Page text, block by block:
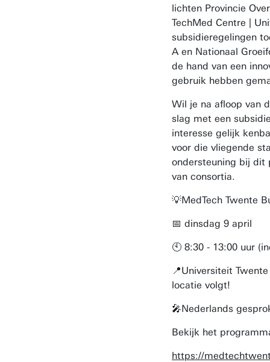
lichten Provincie
TechMed Centre |
subsidieregelingen
A en Nationaal
de hand van een
gebruik hebben
Wil je na afloop van
slag met een
interesse gelijk
voor die vliegende
ondersteuning bij dit
van consortia.
💡MedTech Twente
📅 dinsdag 9 april
🕙 8:30 - 13:00 uur
📍Universiteit
locatie volgt!
🎤Nederlands
Bekijk het
https://